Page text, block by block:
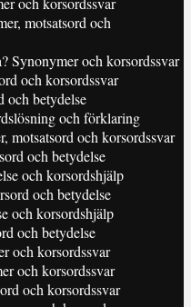
motsatsord och
Synonymer och korsordssvar
och korsordssvar
och betydelse
och förklaring
motsatsord och korsordssvar
och betydelse
och korsordshjälp
och betydelse
och korsordshjälp
och betydelse
och korsordssvar
och korsordssvar
och korsordssvar